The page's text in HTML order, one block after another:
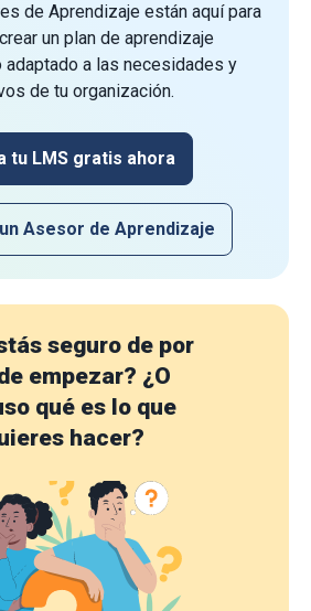
de Aprendizaje están aquí para
un plan de aprendizaje
a las necesidades y
de tu organización.
tu LMS gratis ahora
Asesor de Aprendizaje
seguro de por
empezar? ¿O
qué es lo que
hacer?